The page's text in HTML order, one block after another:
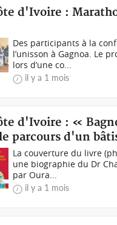
d'Ivoire :
Des participants à la
l’unisson à Gagnoa. Le
lors d’une co...
il y a 1 mois
d'Ivoire : «
parcours d'un
La couverture du livre
une biographie du Dr
par Oura...
il y a 1 mois